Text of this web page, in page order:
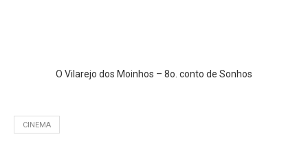
O Vilarejo dos Moinhos – 8o. conto de Sonhos
CINEMA